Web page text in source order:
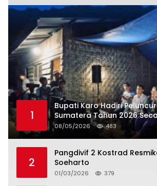
1
Bupati Karo Hadiri
Sumatera Tahun 2026
08/05/2026 483
2
Pangdivif 2 Kostrad
Soeharto
01/03/2026 379